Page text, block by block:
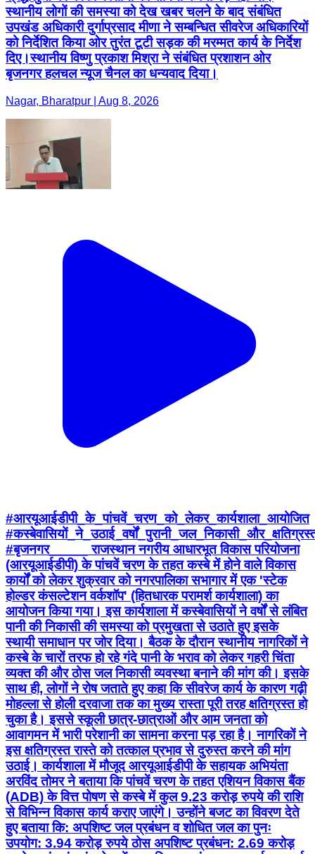
Nagar, Bharatpur | Aug 8, 2026
#आरयूआईडीपी_के_पांचवें_चरण_को_लेकर_कार्यशाला_आयोजित
होल्डर कंसल्टेशन वर्कशॉप' (हितधारक परामर्श कार्यशाला) का
आयोजन किया गया। इस कार्यशाला में कस्बेवासियों ने वर्षों से लंबित
पानी की निकासी की समस्या को प्रमुखता से उठाते हुए इसके
स्थायी समाधान पर जोर दिया। बैठक के दौरान स्थानीय नागरिकों ने
कस्बे के चारों तरफ हो रहे गंदे पानी के भराव को लेकर गहरी चिंता
व्यक्त की और ठोस जल निकासी व्यवस्था बनाने की मांग की। इसके
साथ ही, लोगों ने रोष जताते हुए कहा कि सीवरेज कार्य के कारण गढ़ी
मोहल्ला से होली दरवाजा तक का मुख्य रास्ता पूरी तरह क्षतिग्रस्त हो
चुका है। इससे स्कूली छात्र-छात्राओं और आम जनता को
आवागमन में भारी परेशानी का सामना करना पड़ रहा है। नागरिकों ने
इस क्षतिग्रस्त रास्ते को तत्काल प्रभाव से दुरुस्त करने की मांग
उठाई। कार्यशाला में मौजूद आरयूआईडीपी के सहायक अभियंता
अरविंद तोमर ने बताया कि पांचवें चरण के तहत एशियन विकास बैंक
(ADB) के वित्त पोषण से कस्बे में कुल 9.23 करोड़ रुपये की राशि
से विभिन्न विकास कार्य कराए जाएंगे। उन्होंने बजट का विवरण देते
हुए बताया कि: अपशिष्ट जल प्रबंधन व शोधित जल का पुनः
उपयोग: 3.94 करोड़ रुपये ठोस अपशिष्ट प्रबंधन: 2.69 करोड़
रुपये कमांड एंड कंट्रोल सेंटर व विरासत संरक्षण तथा पर्यटन कार्य:
1.69 करोड़ रुपये बाढ़ प्रबंधन एवं ड्रेनेज कार्य: 1.21 करोड़
रुपये इस महत्वपूर्ण बैठक में एसडीएम दुर्गाप्रसाद मीना, ईओ हरिओम
सिंह गुर्जर,भाजपा जिला अध्यक्ष सतीश बंसल,गृहराज्यमंत्री कार्यालय
निजी सहायक शत्रुध्न सिंह,ललित मोहन मित्तल,कैलाश मित्तल,पूर्व